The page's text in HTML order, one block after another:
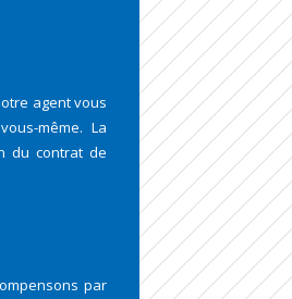
agent vous
même. La
du contrat de
par